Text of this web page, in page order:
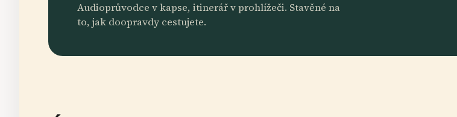
Audioprůvodce v kapse, itinerář v prohlížeči. Stavěné na
to, jak doopravdy cestujete.